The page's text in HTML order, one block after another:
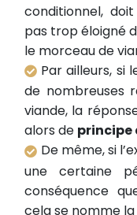
conditionnel,
pas trop éloigné
le morceau de
Par ailleurs, si
de nombreuses
viande, la
alors de principe
De même, si
une certaine
conséquence
cela se nomme la